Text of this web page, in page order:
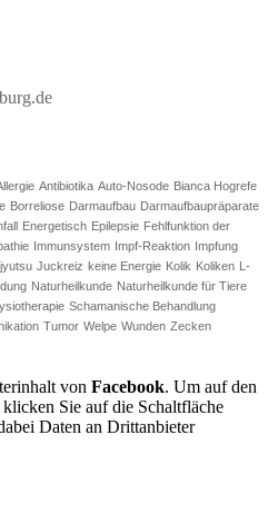
Antibiotika Auto-Nosode Bianca Hogrefe
Borreliose Darmaufbau Darmaufbaupräparate
Energetisch Epilepsie Fehlfunktion der
Immunsystem Impf-Reaktion Impfung
Juckreiz keine Energie Kolik Koliken
L-
Naturheilkunde Naturheilkunde für Tiere
Schamanische Behandlung
Tumor Welpe Wunden Zecken
von Facebook. Um auf den
Sie auf die Schaltfläche
Daten an Drittanbieter